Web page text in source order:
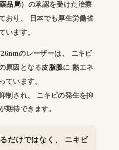
品局） の承認を受けた治療
おり、 日本でも厚生労働省
います。
のレーザーは、 ニキビ
原因となる皮脂腺に 熱エネ
ています。
制され、 ニキビの発生を抑
期待できます。
だけではなく、 ニキビ